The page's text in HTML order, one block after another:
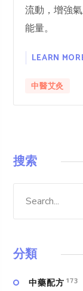
流動，增強
能量。
LEARN
中醫艾灸
搜索
分類
中藥配方 173